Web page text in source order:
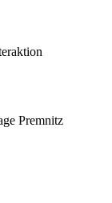
Premnitz